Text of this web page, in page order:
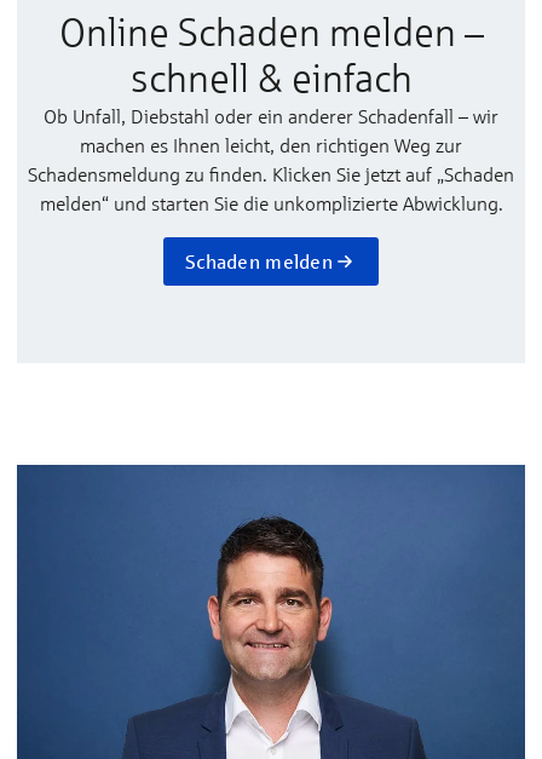
Online Schaden melden –
schnell & einfach
Ob Unfall, Diebstahl oder ein anderer Schadenfall – wir
machen es Ihnen leicht, den richtigen Weg zur
Schadensmeldung zu finden. Klicken Sie jetzt auf „Schaden
melden“ und starten Sie die unkomplizierte Abwicklung.
Schaden melden